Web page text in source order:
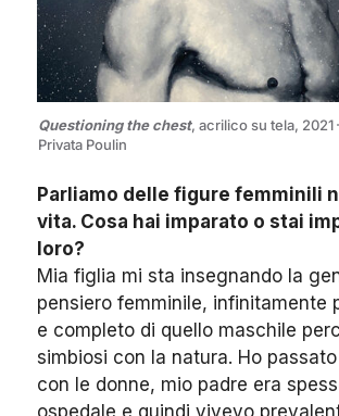
Questioning the chest, acrilico su tela, 2021
Privata Poulin
Parliamo delle figure femminili
vita. Cosa hai imparato o stai
loro?
Mia figlia mi sta insegnando la
pensiero femminile, infinitamente
e completo di quello maschile
simbiosi con la natura. Ho
con le donne, mio padre era
ospedale e quindi vivevo